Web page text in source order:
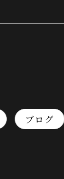
ブログ